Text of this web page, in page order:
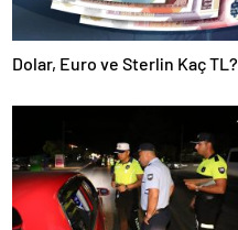
Dolar, Euro ve Sterlin Kaç TL?